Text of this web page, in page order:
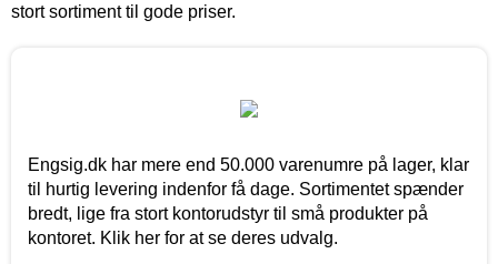
stort sortiment til gode priser.
Engsig.dk har mere end 50.000 varenumre på lager, klar
til hurtig levering indenfor få dage. Sortimentet spænder
bredt, lige fra stort kontorudstyr til små produkter på
kontoret. Klik her for at se deres udvalg.